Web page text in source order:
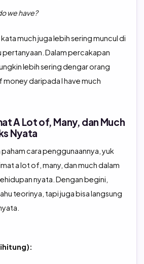
we have?
much juga lebih sering muncul di
Dalam percakapan
lebih sering dengar orang
money daripada I have much
A Lot of, Many, dan Much
Nyata
paham cara penggunaannya, yuk
a lot of, many, dan much dalam
nyata. Dengan begini,
teorinya, tapi juga bisa langsung